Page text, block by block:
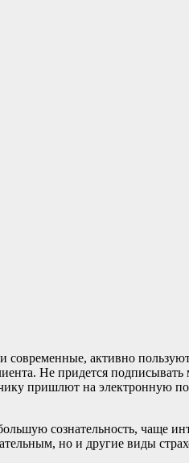
активно
Не придется подписывать
пришлют на электронную
сознательность, чаще
но и другие виды